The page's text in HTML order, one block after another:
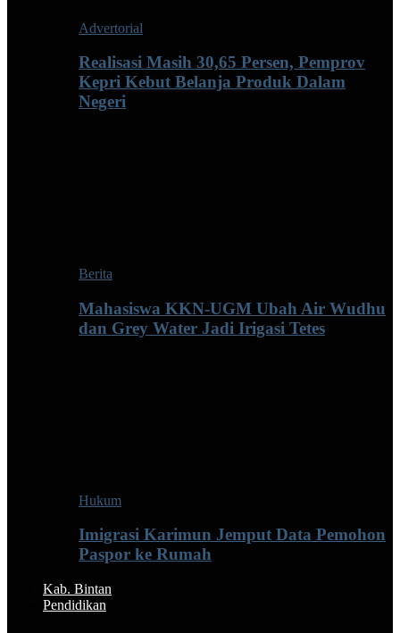
Advertorial
Realisasi Masih 30,65 Persen, Pemprov
Kepri Kebut Belanja Produk Dalam
Negeri
Berita
Mahasiswa KKN-UGM Ubah Air Wudhu
dan Grey Water Jadi Irigasi Tetes
Hukum
Imigrasi Karimun Jemput Data Pemohon
Paspor ke Rumah
Kab. Bintan
Pendidikan